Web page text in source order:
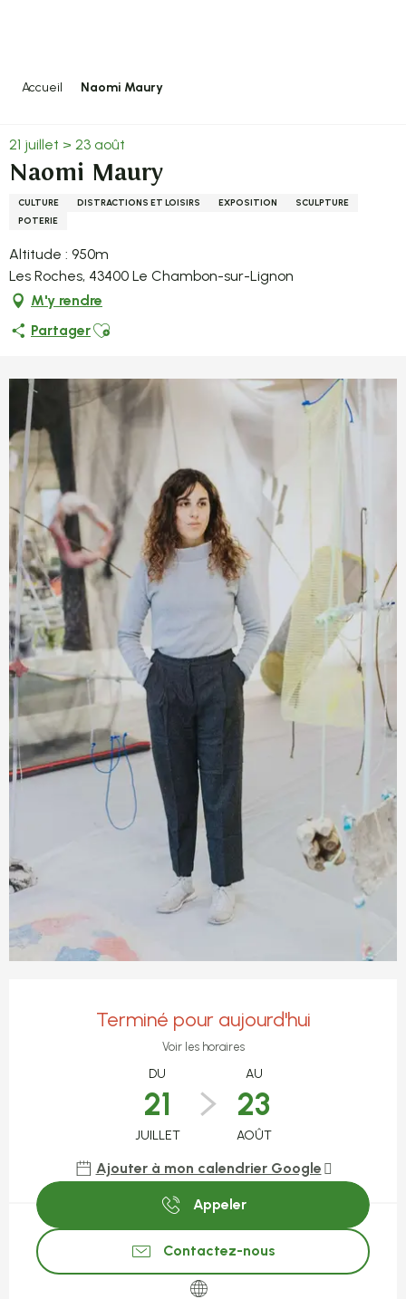
Accueil Naomi Maury
21 juillet > 23 août
Naomi Maury
CULTURE DISTRACTIONS ET LOISIRS EXPOSITION
SCULPTURE
POTERIE
Altitude : 950m
Les Roches, 43400 Le Chambon-sur-Lignon
M'y rendre
PartagerAjouter aux favoris
Terminé pour aujourd'hui
Voir les horaires
DU
21
JUILLET
AU
23
AOÛT
Ajouter à mon calendrier Google
Appeler
Contactez-nous